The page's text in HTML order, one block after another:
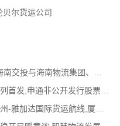
尔货运公司
便利蜂回应关店传闻,“京石欧”中欧班列首发,申通非公开发行股票方案失效,老挝中通和老挝
百世接入DeepSeek,福州机场开通福州-雅加达国际货运航线,厦门拟立法保障网约配送员劳动权益